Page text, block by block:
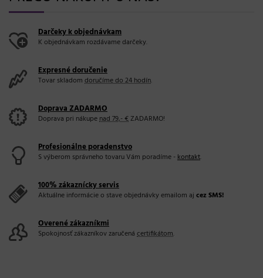
Darčeky k objednávkam
K objednávkam rozdávame darčeky.
Expresné doručenie
Tovar skladom doručíme do 24 hodín.
Doprava ZADARMO
Doprava pri nákupenad 79,- €ZADARMO!
Profesionálne poradenstvo
S výberom správneho tovaru Vám poradíme -kontakt.
100% zákaznícky servis
Aktuálne informácie o stave objednávky emailom aj cez SMS!
Overené zákazníkmi
Spokojnosť zákazníkov zaručená certifikátom.